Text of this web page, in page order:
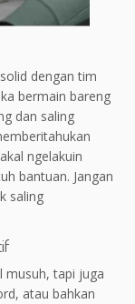
dengan tim
bermain bareng
dan saling
ngelakuin
bantuan. Jangan
saling
musuh, tapi juga
atau bahkan